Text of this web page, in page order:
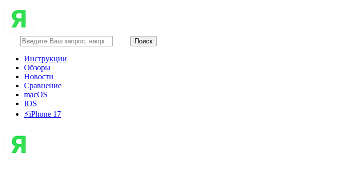
Инструкции
Обзоры
Новости
Сравнение
macOS
IOS
⚡️iPhone 17